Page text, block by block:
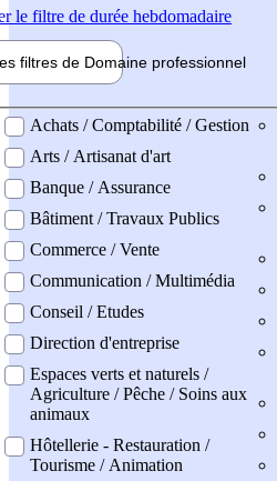
le filtre de durée hebdomadaire
filtres de Domaine professionnel
professionel
Achats / Comptabilité / Gestion
Arts / Artisanat d'art
Banque / Assurance
Bâtiment / Travaux Publics
Commerce / Vente
Communication / Multimédia
Conseil / Etudes
Direction d'entreprise
Espaces verts et naturels /
Agriculture / Pêche / Soins aux
animaux
Hôtellerie - Restauration /
Tourisme / Animation